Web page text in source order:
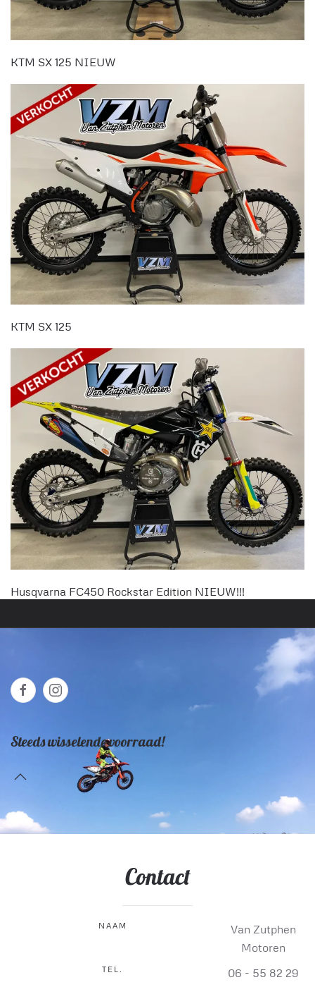
KTM SX 125 NIEUW
KTM SX 125
Husqvarna FC450 Rockstar Edition NIEUW!!!
Steeds wisselende voorraad!
Contact
NAAM
Van Zutphen
Motoren
TEL.
06 - 55 82 29